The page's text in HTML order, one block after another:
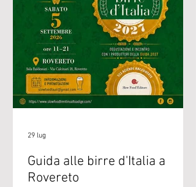
Guida alle birre d'Italia a
Rovereto
29 lug